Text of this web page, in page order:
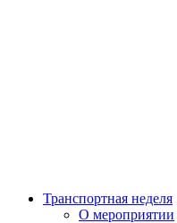
Транспортная неделя
О мероприятии